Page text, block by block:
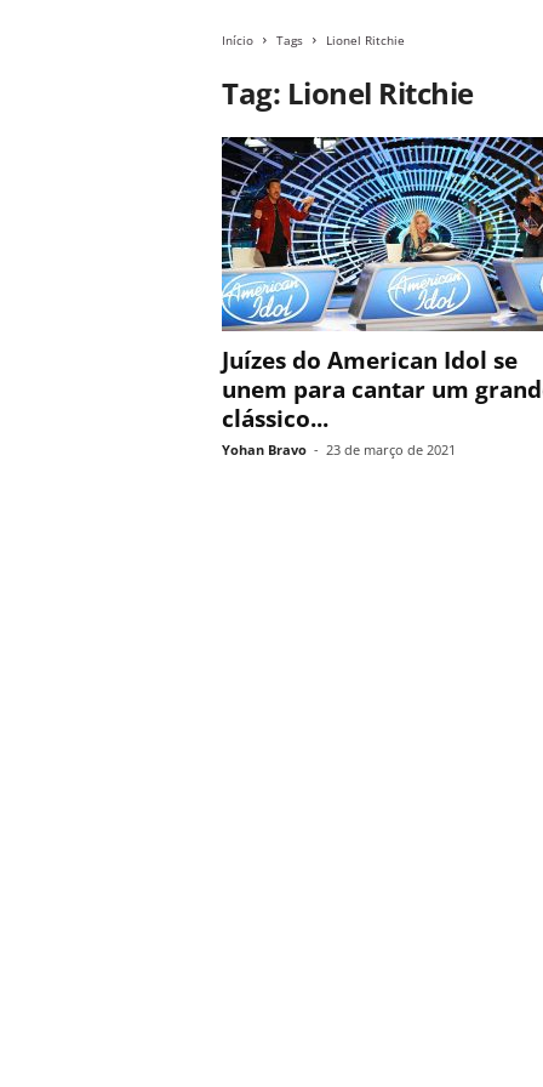
Início Tags Lionel Ritchie
Tag: Lionel Ritchie
Juízes do American Idol se
unem para cantar um
clássico...
Yohan Bravo - 23 de março de 2021